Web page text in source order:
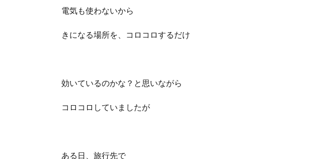
電気も使わないから
きになる場所を、コロコロするだけ
効いているのかな？と思いながら
コロコロしていましたが
ある日、旅行先で